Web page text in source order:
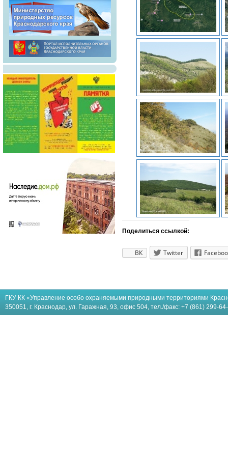
Поделиться ссылкой:
ВК Twitter
ГКУ КК «Управление особо охраняемыми природными территориями
350051, г. Краснодар, ул. Гаражная, 93, офис 504, тел./факс: +7 (861) 299-